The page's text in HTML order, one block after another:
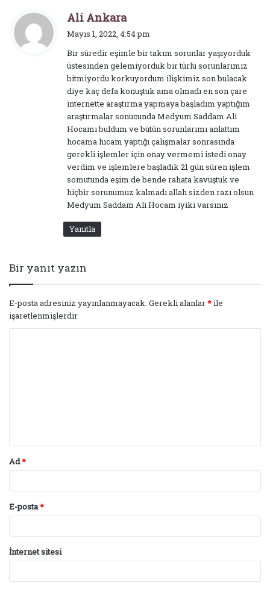
Ali Ankara
i
k
i
:
Mayıs 1, 2022, 4:54 pm
Bir süredir eşimle bir takım sorunlar yaşıyorduk
üstesinden gelemiyorduk bir türlü sorunlarımız
bitmiyordu korkuyordum ilişkimiz son bulacak
diye kaç defa konuştuk ama olmadı en son çare
internette araştırma yapmaya başladım yaptığım
araştırmalar sonucunda Medyum Saddam Ali
Hocamı buldum ve bütün sorunlarımı anlattım
hocama hıcam yaptığı çalışmalar sonrasında
gerekli işlemler için onay vermemi istedi onay
verdim ve işlemlere başladık 21 gün süren işlem
somutunda eşim de bende rahata kavuştuk ve
hiçbir sorunumuz kalmadı allah sizden razı olsun
Medyum Saddam Ali Hocam iyiki varsınız
Yanıtla
Bir yanıt yazın
E-posta adresiniz yayınlanmayacak. Gerekli alanlar*ile
işaretlenmişlerdir
Ad*
E-posta*
İnternet sitesi